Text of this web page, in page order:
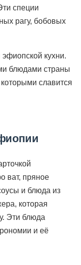
специи
рагу, бобовых
кухни.
блюдами страны
славится
ват, пряное
и блюда из
которая
Эти блюда
и её